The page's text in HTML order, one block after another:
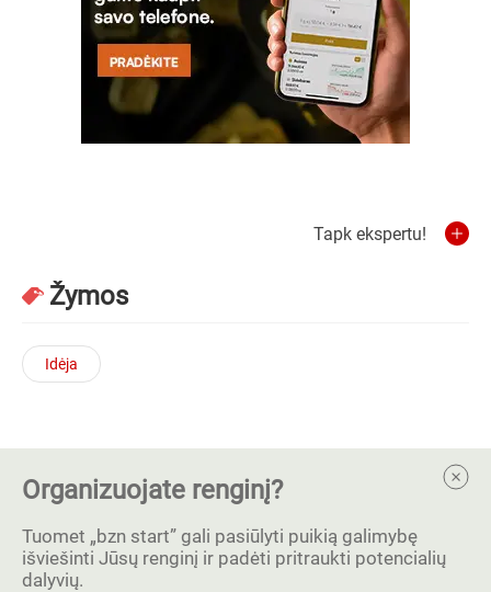
Tapk ekspertu!
Žymos
Idėja
Organizuojate renginį?
Tuomet „bzn start” gali pasiūlyti puikią galimybę
išviešinti Jūsų renginį ir padėti pritraukti potencialių
dalyvių.